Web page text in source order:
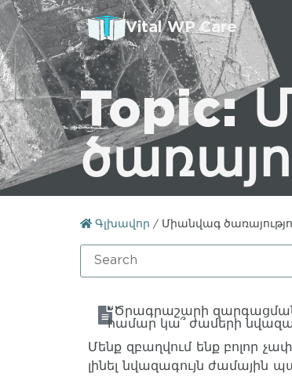
Vital WP Care
Topic:
Գլխավոր / Միանվագ
“Ծրագրաշարի զարգացման
համար կա՞ ժամերի
Մենք զբաղվում ենք բոլոր
լինել նվազագույն